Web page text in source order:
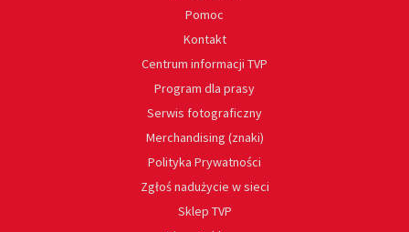
Pomoc
Kontakt
Centrum informacji TVP
Program dla prasy
Serwis fotograficzny
Merchandising (znaki)
Polityka Prywatności
Zgłoś nadużycie w sieci
Sklep TVP